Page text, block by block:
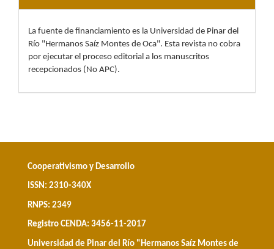
La fuente de financiamiento es la Universidad de Pinar del
Río "Hermanos Saíz Montes de Oca". Esta revista no cobra
por ejecutar el proceso editorial a los manuscritos
recepcionados (No APC).
Cooperativismo y Desarrollo
ISSN: 2310-340X
RNPS: 2349
Registro CENDA: 3456-11-2017
Universidad de Pinar del Río "Hermanos Saíz Montes de